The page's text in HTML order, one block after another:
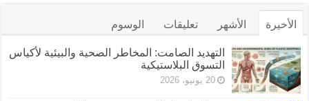
الأخيرة الأشهر تعليقات الوسوم
التهديد الصامت: المخاطر الصحية والبيئية لأكياس
التسوق البلاستيكية
20 يونيو، 2026